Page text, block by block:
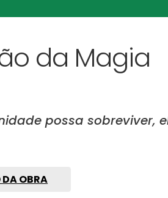
da Magia
possa sobreviver,
DA OBRA